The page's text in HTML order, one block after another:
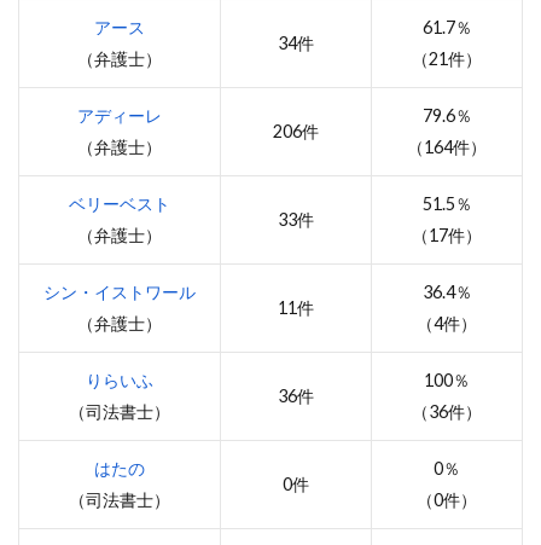
アース
（弁護士）
34件
61.7％
（21件）
アディーレ
（弁護士）
206件
79.6％
（164件）
ベリーベスト
（弁護士）
33件
51.5％
（17件）
シン・イストワール
（弁護士）
11件
36.4％
（4件）
りらいふ
（司法書士）
36件
100％
（36件）
はたの
（司法書士）
0件
0％
（0件）